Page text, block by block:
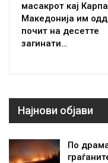
масакрот кај
Македонија им
почит на десетте
загинати…
Најнови објави
По